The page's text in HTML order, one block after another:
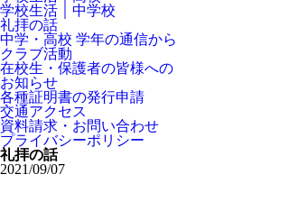
学校生活｜中学校
礼拝の話
中学・高校 学年の通信から
クラブ活動
在校生・保護者の皆様への
お知らせ
各種証明書の発行申請
交通アクセス
資料請求・お問い合わせ
プライバシーポリシー
礼拝の話
2021/09/07